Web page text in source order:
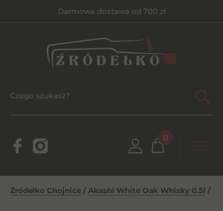
Darmowa dostawa od 700 zł
0
Źródełko Chojnice / Akashi White Oak Whisky 0.5l /